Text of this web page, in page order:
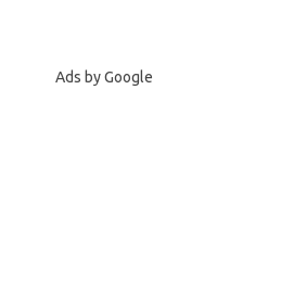
Ads by Google